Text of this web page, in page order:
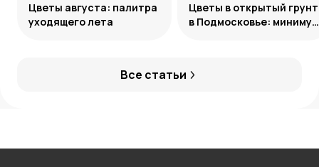
Все статьи
Цветы августа: палитра
уходящего лета
Цветы в открытый грунт
в Подмосковье: минимум